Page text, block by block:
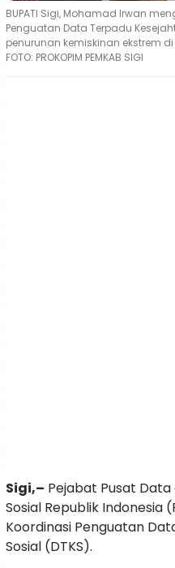
BUPATI Sigi, Mohamad Irwan
Penguatan Data Terpadu
penurunan kemiskinan ekstrem
FOTO: PROKOPIM PEMKAB SIGI
Sigi,– Pejabat Pusat
Sosial Republik Indonesia
Koordinasi Penguatan
Sosial (DTKS).